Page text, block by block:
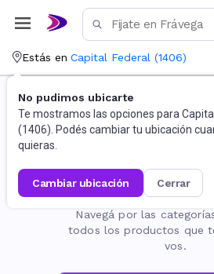
Estás en Capital Federal (1406)
No pudimos ubicarte
Te mostramos las opciones para
(1406). Podés cambiar tu ubicación
quieras.
cambiar ubicación cerrar
La página no
Navegá por las
todos los productos que
vos.